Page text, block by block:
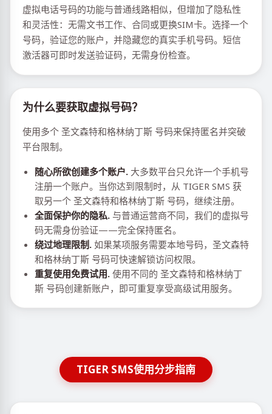
虚拟电话号码的功能与普通线路相似，但增加了隐私性
和灵活性：无需文书工作、合同或更换SIM卡。选择一个
号码，验证您的账户，并隐藏您的真实手机号码。短信
激活器可即时发送验证码，无需身份检查。
为什么要获取虚拟号码？
使用多个 圣文森特和格林纳丁斯 号码来保持匿名并突破
平台限制。
随心所欲创建多个账户. 大多数平台只允许一个手机号
注册一个账户。当你达到限制时，从 TIGER SMS 获
取另一个 圣文森特和格林纳丁斯 号码，继续注册。
全面保护你的隐私. 与普通运营商不同，我们的虚拟号
码无需身份验证——完全保持匿名。
绕过地理限制. 如果某项服务需要本地号码，圣文森特
和格林纳丁斯 号码可快速解锁访问权限。
重复使用免费试用. 使用不同的 圣文森特和格林纳丁
斯 号码创建新账户，即可重复享受高级试用服务。
TIGER SMS使用分步指南